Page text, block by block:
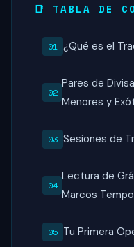
📑 TABLA DE
¿Qué es el
Pares de
Menores y
Sesiones de
Lectura de
Marcos
Tu Primera